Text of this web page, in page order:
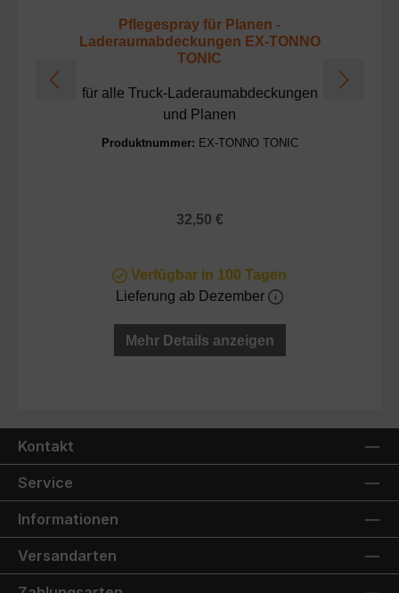
Pflegespray für Planen -
Laderaumabdeckungen EX-TONNO
TONIC
für alle Truck-Laderaumabdeckungen
und Planen
Produktnummer: EX-TONNO TONIC
Regulärer Preis:
32,50 €
Verfügbar in 100 Tagen
Lieferung ab Dezember
Mehr Details anzeigen
Kontakt
Service
Informationen
Versandarten